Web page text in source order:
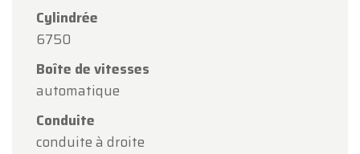
Cylindrée
6750
Boîte de vitesses
automatique
Conduite
conduite à droite
lundi 10 août au vendredi 14 août
horaires habituels.
Le lundi 17 août, nous serons
uniquement sur rendez-vous
Merci de votre compréhension et au plaisir de